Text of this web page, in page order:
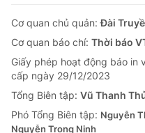
Cơ quan chủ quản:Đài
Cơ quan báo chí: Thời báo
Giấy phép hoạt động báo in
cấp ngày 29/12/2023
Tổng Biên tập: Vũ Thanh
Phó Tổng Biên tập: Nguyễn
Nguyễn Trọng Ninh